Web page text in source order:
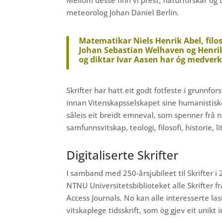
meteorolog Johan Daniel Berlin.
Matematikar Niels Henrik Abel,
Johan Sebastian Welhaven og
og diktar Ivar Aasen har óg
Skrifter har hatt eit godt fotfeste i
innan Vitenskapsselskapet sine
såleis eit breidt emneval, som spenner frå
samfunnsvitskap, teologi, filosofi, historie,
Digitaliserte Skrifter
I samband med 250-årsjubileet til Skrifter i
NTNU Universitetsbiblioteket alle Skrifter
Access Journals. No kan alle interesserte
vitskaplege tidsskrift, som òg gjev eit unikt